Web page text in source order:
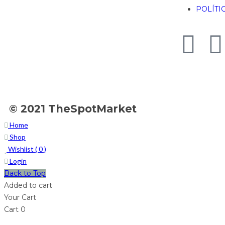
© 2021 TheSpotMarket
Home
Shop
Wishlist (0)
Login
Back to Top
Added to cart
Your Cart
Cart 0